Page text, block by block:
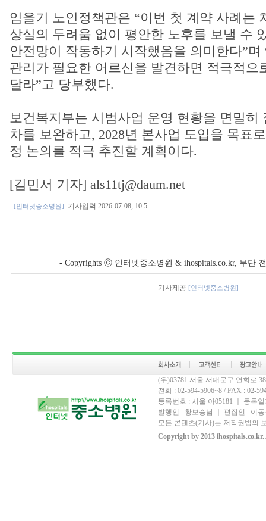
임을기 노인정책관은 “이번 첫 계약 사례는
상실의 두려움 없이 평안한 노후를 보낼 수
안전망이 작동하기 시작했음을 의미한다”
관리가 필요한 어르신을 발견하면 적극적으
달라”고 당부했다.
보건복지부는 시범사업 운영 현황을 면밀히
차를 보완하고, 2028년 본사업 도입을 목표
정 논의를 적극 추진할 계획이다.
[김민서 기자] als11tj@daum.net
[인터넷중소병원] 기사입력 2026-07-08, 10:5
- Copyrights ⓒ 인터넷중소병원 & ihospitals.co.kr, 무단
기사제공 [인터넷중소병원]
(우)03781 서울 서대문구 연희로
전화 : 02-594-5906~8 / FAX : 02-
등록번호 : 서울 아05181 ｜ 등록
발행인 : 황보승남 ｜ 편집인 : 이
모든 콘텐츠(기사)는 저작권법의
Copyright by 2013 ihospitals.co.kr.